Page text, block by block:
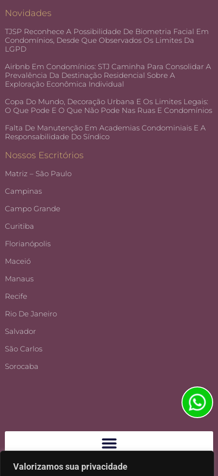
Valorizamos sua privacidade
Novidades
TJSP Reconhece A Possibilidade De Biometria Facial Em
Condomínios, Desde Que Observados Os Limites Da
LGPD
Airbnb Em Condomínios: STJ Caminha Para Consolidar A
Prevalência Da Destinação Residencial Sobre A
Exploração Econômica Individual
Copa Do Mundo, Decoração Urbana E Os Limites Legais:
O Que Pode E O Que Não Pode Nas Ruas E Condomínios
Falta De Manutenção Em Academias Condominiais E A
Responsabilidade Do Síndico
Nossos Escritórios
Matriz – São Paulo
Campinas
Campo Grande
Curitiba
Florianópolis
Maceió
Manaus
Recife
Rio De Janeiro
Salvador
São Carlos
Sorocaba